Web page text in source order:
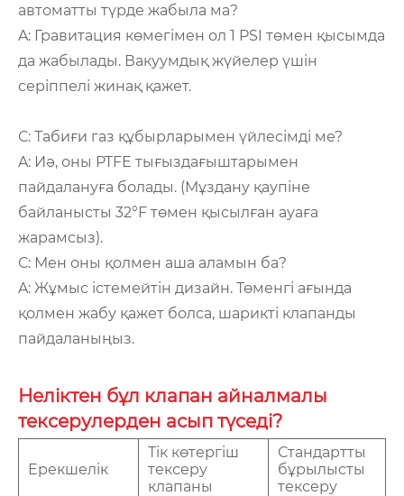
автоматты түрде жабыла ма?
A: Гравитация көмегімен ол 1 PSI төмен қысымда
да жабылады. Вакуумдық жүйелер үшін
серіппелі жинақ қажет.
С: Табиғи газ құбырларымен үйлесімді ме?
A: Иә, оны PTFE тығыздағыштарымен
пайдалануға болады. (Мұздану қаупіне
байланысты 32°F төмен қысылған ауаға
жарамсыз).
С: Мен оны қолмен аша аламын ба?
A: Жұмыс істемейтін дизайн. Төменгі ағында
қолмен жабу қажет болса, шарикті клапанды
пайдаланыңыз.
Неліктен бұл клапан айналмалы
тексерулерден асып түседі?
Ерекшелік
Тік көтергіш
тексеру
клапаны
Стандартты
бұрылысты
тексеру